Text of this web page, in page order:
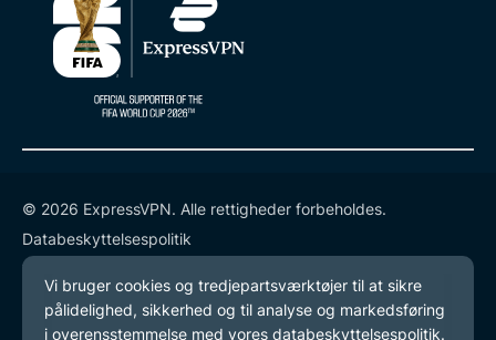
© 2026 ExpressVPN. Alle rettigheder forbeholdes.
Databeskyttelsespolitik
Tjenestevilkår
Cookie-præferencer